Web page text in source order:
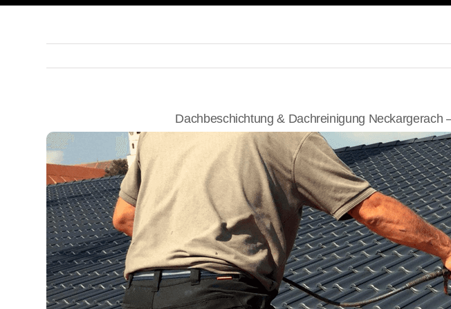
Dachbeschichtung & Dachreinigung